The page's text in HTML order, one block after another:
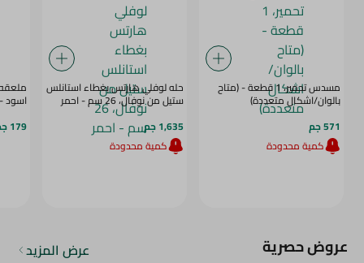
مسدس تحمير، 1 قطعة - (متاح
بالوان/اشكال متعددة)
571 جم
كمية محدودة
حله لوفلي هارتس بغطاء استانلس
ستيل من نوفال، 26 سم - احمر
1,635 جم
كمية محدودة
اسود - 1
179 جم
عروض حصرية عرض المزيد